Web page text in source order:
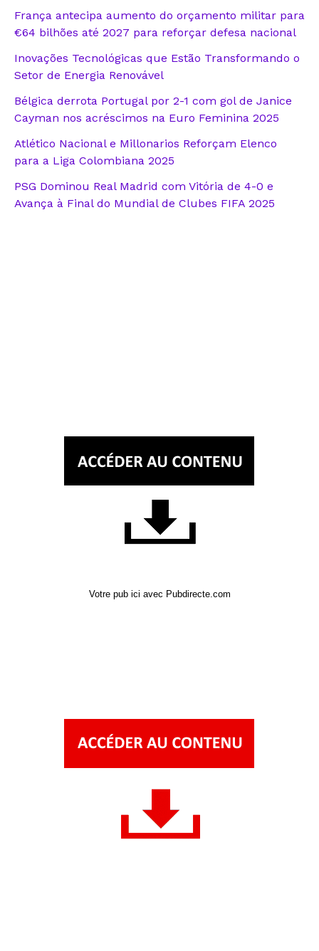
França antecipa aumento do orçamento militar para
€64 bilhões até 2027 para reforçar defesa nacional
Inovações Tecnológicas que Estão Transformando o
Setor de Energia Renovável
Bélgica derrota Portugal por 2-1 com gol de Janice
Cayman nos acréscimos na Euro Feminina 2025
Atlético Nacional e Millonarios Reforçam Elenco
para a Liga Colombiana 2025
PSG Dominou Real Madrid com Vitória de 4-0 e
Avança à Final do Mundial de Clubes FIFA 2025
Votre pub ici avec Pubdirecte.com